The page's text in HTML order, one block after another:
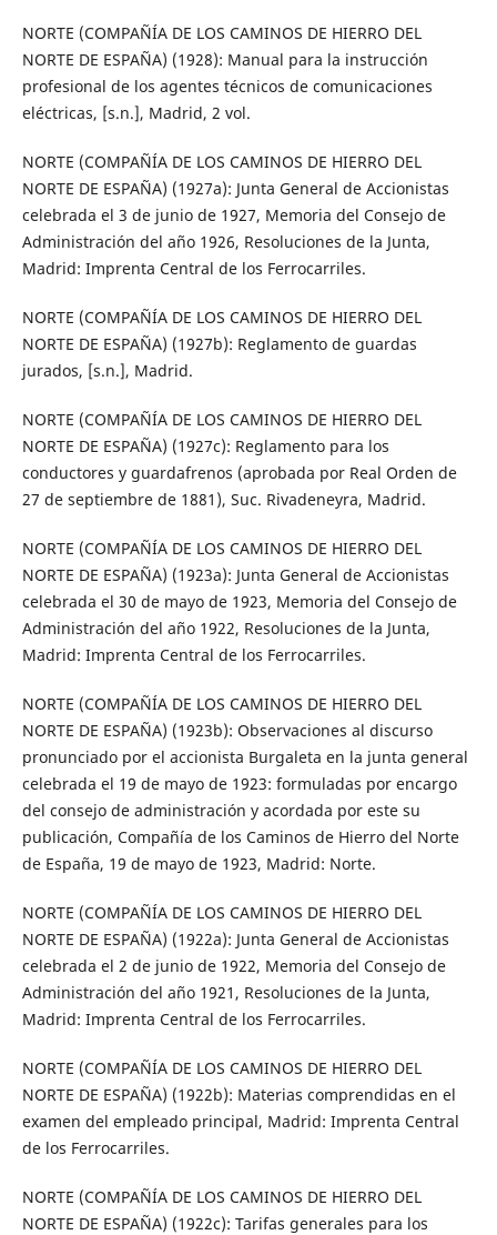
NORTE (COMPAÑÍA DE LOS CAMINOS DE HIERRO DEL
NORTE DE ESPAÑA) (1928): Manual para la instrucción
profesional de los agentes técnicos de comunicaciones
eléctricas, [s.n.], Madrid, 2 vol.
NORTE (COMPAÑÍA DE LOS CAMINOS DE HIERRO DEL
NORTE DE ESPAÑA) (1927a): Junta General de Accionistas
celebrada el 3 de junio de 1927, Memoria del Consejo de
Administración del año 1926, Resoluciones de la Junta,
Madrid: Imprenta Central de los Ferrocarriles.
NORTE (COMPAÑÍA DE LOS CAMINOS DE HIERRO DEL
NORTE DE ESPAÑA) (1927b): Reglamento de guardas
jurados, [s.n.], Madrid.
NORTE (COMPAÑÍA DE LOS CAMINOS DE HIERRO DEL
NORTE DE ESPAÑA) (1927c): Reglamento para los
conductores y guardafrenos (aprobada por Real Orden de
27 de septiembre de 1881), Suc. Rivadeneyra, Madrid.
NORTE (COMPAÑÍA DE LOS CAMINOS DE HIERRO DEL
NORTE DE ESPAÑA) (1923a): Junta General de Accionistas
celebrada el 30 de mayo de 1923, Memoria del Consejo de
Administración del año 1922, Resoluciones de la Junta,
Madrid: Imprenta Central de los Ferrocarriles.
NORTE (COMPAÑÍA DE LOS CAMINOS DE HIERRO DEL
NORTE DE ESPAÑA) (1923b): Observaciones al discurso
pronunciado por el accionista Burgaleta en la junta general
celebrada el 19 de mayo de 1923: formuladas por encargo
del consejo de administración y acordada por este su
publicación, Compañía de los Caminos de Hierro del Norte
de España, 19 de mayo de 1923, Madrid: Norte.
NORTE (COMPAÑÍA DE LOS CAMINOS DE HIERRO DEL
NORTE DE ESPAÑA) (1922a): Junta General de Accionistas
celebrada el 2 de junio de 1922, Memoria del Consejo de
Administración del año 1921, Resoluciones de la Junta,
Madrid: Imprenta Central de los Ferrocarriles.
NORTE (COMPAÑÍA DE LOS CAMINOS DE HIERRO DEL
NORTE DE ESPAÑA) (1922b): Materias comprendidas en el
examen del empleado principal, Madrid: Imprenta Central
de los Ferrocarriles.
NORTE (COMPAÑÍA DE LOS CAMINOS DE HIERRO DEL
NORTE DE ESPAÑA) (1922c): Tarifas generales para los